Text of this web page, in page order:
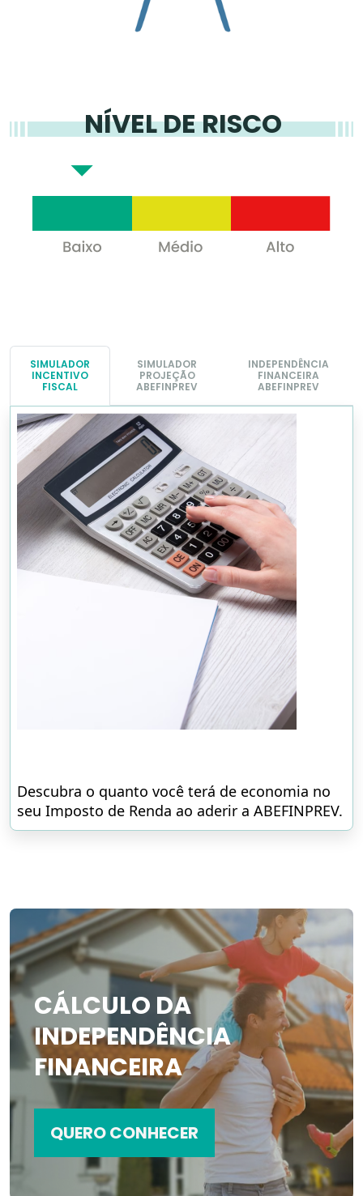
NÍVEL DE RISCO
SIMULADOR
INCENTIVO
FISCAL
SIMULADOR
PROJEÇÃO
ABEFINPREV
INDEPENDÊNCIA
FINANCEIRA
ABEFINPREV
CÁLCULO DA
INDEPENDÊNCIA
FINANCEIRA
QUERO CONHECER